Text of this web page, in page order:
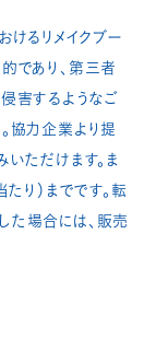
るリメイクブー
であり、第三者
害するようなご
協力企業より提
ただけます。ま
り）までです。転
た場合には、販売